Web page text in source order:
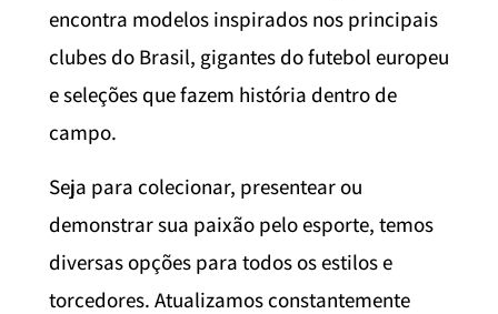
encontra modelos inspirados nos principais
clubes do Brasil, gigantes do futebol europeu
e seleções que fazem história dentro de
campo.
Seja para colecionar, presentear ou
demonstrar sua paixão pelo esporte, temos
diversas opções para todos os estilos e
torcedores. Atualizamos constantemente